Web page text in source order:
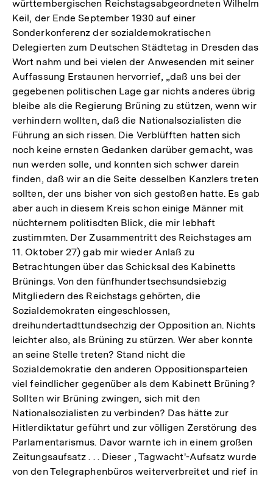
württembergischen Reichstagsabgeordneten Wilhelm
Keil, der Ende September 1930 auf einer
Sonderkonferenz der sozialdemokratischen
Delegierten zum Deutschen Städtetag in Dresden das
Wort nahm und bei vielen der Anwesenden mit seiner
Auffassung Erstaunen hervorrief, „daß uns bei der
gegebenen politischen Lage gar nichts anderes übrig
bleibe als die Regierung Brüning zu stützen, wenn wir
verhindern wollten, daß die Nationalsozialisten die
Führung an sich rissen. Die Verblüfften hatten sich
noch keine ernsten Gedanken darüber gemacht, was
nun werden solle, und konnten sich schwer darein
finden, daß wir an die Seite desselben Kanzlers treten
sollten, der uns bisher von sich gestoßen hatte. Es gab
aber auch in diesem Kreis schon einige Männer mit
nüchternem politisdten Blick, die mir lebhaft
zustimmten. Der Zusammentritt des Reichstages am
11. Oktober 27) gab mir wieder Anlaß zu
Betrachtungen über das Schicksal des Kabinetts
Brünings. Von den fünfhundertsechsundsiebzig
Mitgliedern des Reichstags gehörten, die
Sozialdemokraten eingeschlossen,
dreihundertadttundsechzig der Opposition an. Nichts
leichter also, als Brüning zu stürzen. Wer aber konnte
an seine Stelle treten? Stand nicht die
Sozialdemokratie den anderen Oppositionsparteien
viel feindlicher gegenüber als dem Kabinett Brüning?
Sollten wir Brüning zwingen, sich mit den
Nationalsozialisten zu verbinden? Das hätte zur
Hitlerdiktatur geführt und zur völligen Zerstörung des
Parlamentarismus. Davor warnte ich in einem großen
Zeitungsaufsatz . . . Dieser , Tagwacht'-Aufsatz wurde
von den Telegraphenbüros weiterverbreitet und rief in